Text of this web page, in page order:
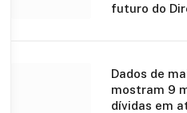
futuro do
Dados de
mostram 9
dívidas em